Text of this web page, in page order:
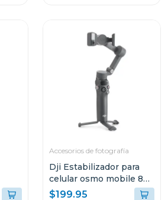
Accesorios de fotografía
Dji Estabilizador para
celular osmo mobile 8
s308
$199.95